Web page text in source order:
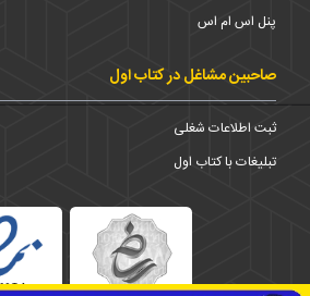
پنل اس ام اس
صاحبین مشاغل در کتاب اول
ثبت اطلاعات شغلی
تبلیغات با کتاب اول